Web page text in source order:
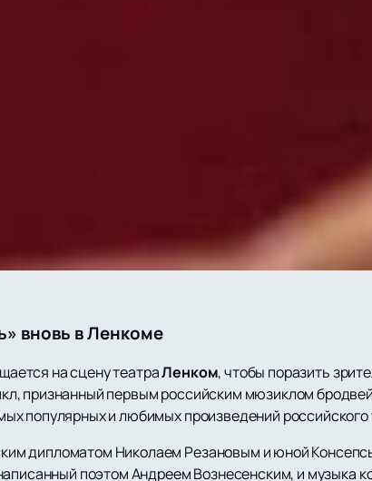
вновь в Ленкоме
на сцену театраЛенком, чтобы поразить
признанный первым российским мюзиклом
популярных и любимых произведений российского
дипломатом Николаем Резановым и юной
поэтом Андреем Вознесенским, и музыка